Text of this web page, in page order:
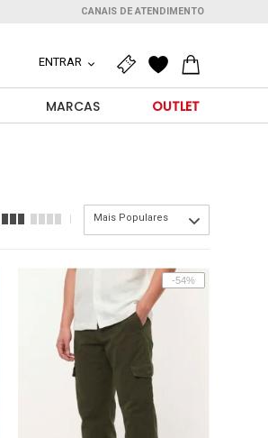
CANAIS DE ATENDIMENTO
ENTRAR
MARCAS OUTLET
Mais Populares
-54%